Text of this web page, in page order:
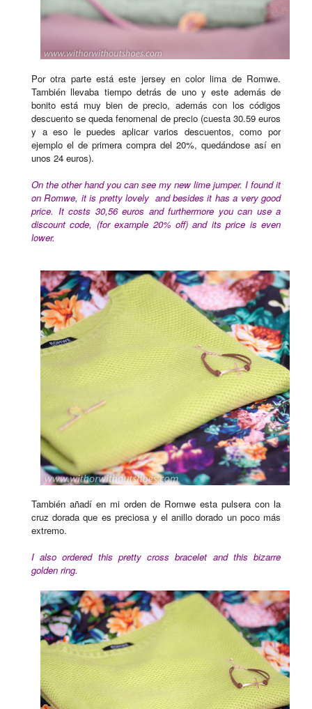
Por otra parte está este jersey en color lima de Romwe.
También llevaba tiempo detrás de uno y este además de
bonito está muy bien de precio, además con los códigos
descuento se queda fenomenal de precio (cuesta 30.59 euros
y a eso le puedes aplicar varios descuentos, como por
ejemplo el de primera compra del 20%, quedándose así en
unos 24 euros).
On the other hand you can see my new lime jumper. I found it
on Romwe, it is pretty lovely and besides it has a very good
price. It costs 30,56 euros and furthermore you can use a
discountcode, (for example 20% off) and its price is even
lower.
También añadí en mi orden de Romwe esta pulsera con la
cruz dorada que es preciosa y el anillo dorado un poco más
extremo.
I also ordered this pretty cross bracelet and this bizarre
golden ring.